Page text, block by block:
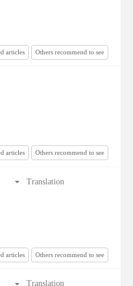
articles Others recommend to see
articles Others recommend to see
Translation
articles Others recommend to see
Translation